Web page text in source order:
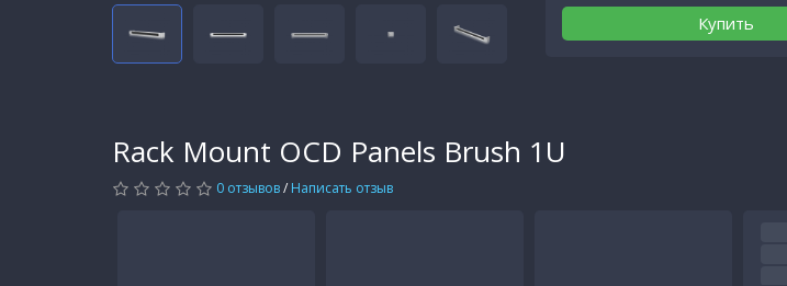
Купить
Rack Mount OCD Panels Brush 1U
0 отзывов/ Написать отзыв